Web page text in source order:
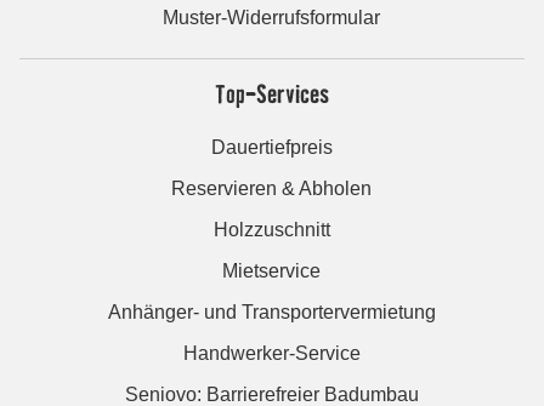
Muster-Widerrufsformular
Top-Services
Dauertiefpreis
Reservieren & Abholen
Holzzuschnitt
Mietservice
Anhänger- und Transportervermietung
Handwerker-Service
Seniovo: Barrierefreier Badumbau